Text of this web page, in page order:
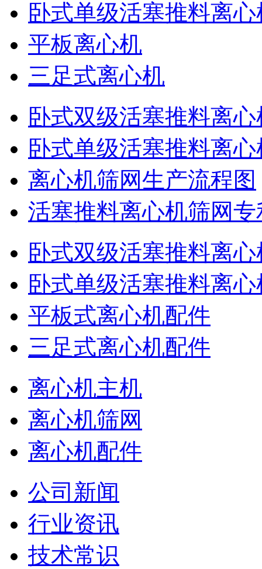
卧式单级活塞推料离心
平板离心机
三足式离心机
卧式双级活塞推料离
卧式单级活塞推料离
离心机筛网生产流程图
活塞推料离心机筛网
卧式双级活塞推料离
卧式单级活塞推料离
平板式离心机配件
三足式离心机配件
离心机主机
离心机筛网
离心机配件
公司新闻
行业资讯
技术常识